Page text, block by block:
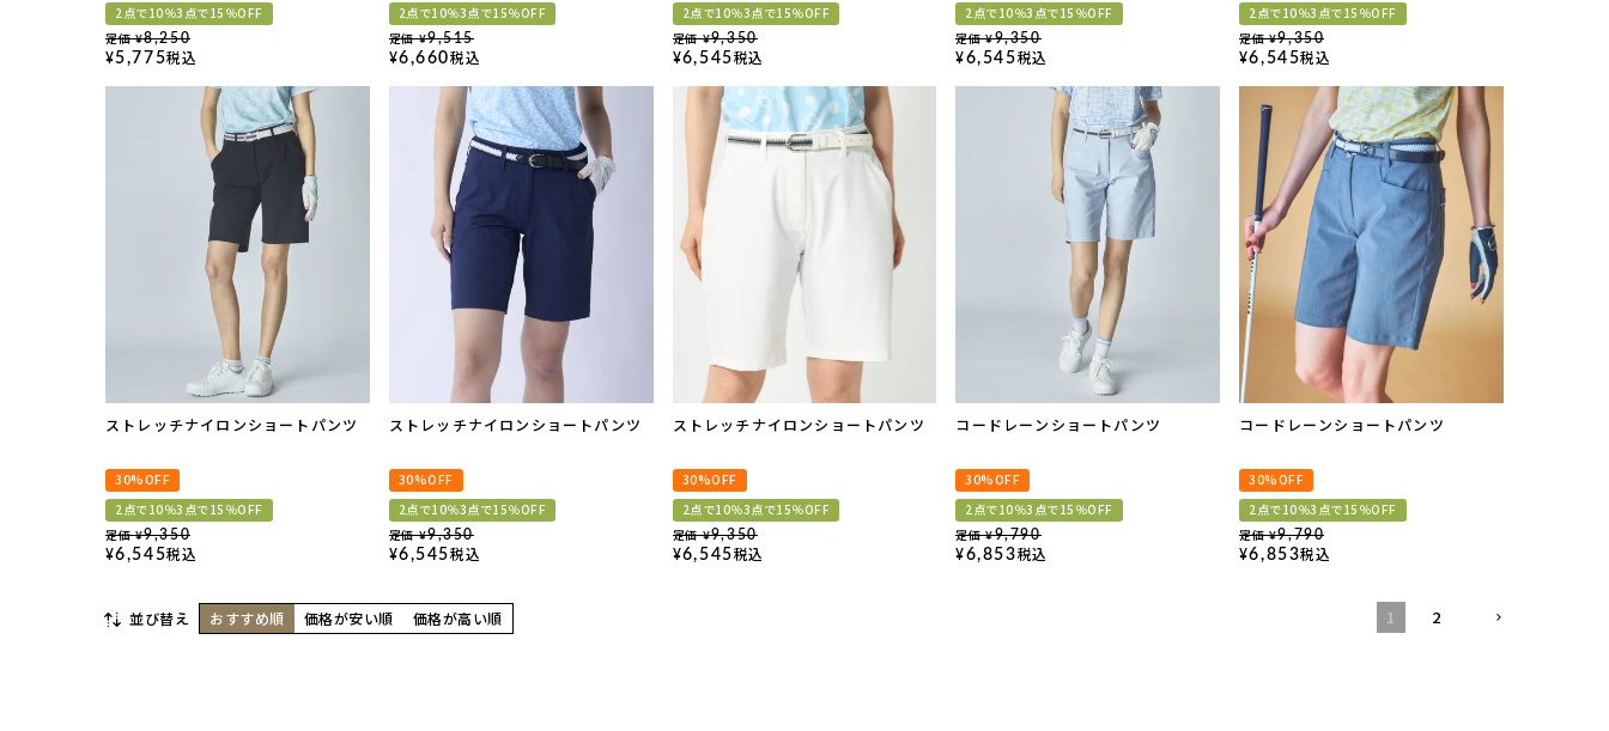
2点で10％3点で15％OFF
定価 ¥8,250
¥5,775税込
2点で10％3点で15％OFF
定価 ¥9,515
¥6,660税込
2点で10％3点で15％OFF
定価 ¥9,350
¥6,545税込
2点で10％3点で15％OFF
定価 ¥9,350
¥6,545税込
2点で10％3点で15％OFF
定価 ¥9,350
¥6,545税込
ストレッチナイロンショートパンツ
30%OFF
2点で10％3点で15％OFF
定価 ¥9,350
¥6,545税込
ストレッチナイロンショートパンツ
30%OFF
2点で10％3点で15％OFF
定価 ¥9,350
¥6,545税込
ストレッチナイロンショートパンツ
30%OFF
2点で10％3点で15％OFF
定価 ¥9,350
¥6,545税込
コードレーンショートパンツ
30%OFF
2点で10％3点で15％OFF
定価 ¥9,790
¥6,853税込
コードレーンショートパンツ
30%OFF
2点で10％3点で15％OFF
定価 ¥9,790
¥6,853税込
並び替え おすすめ順 価格が安い順 価格が高い順 1 2